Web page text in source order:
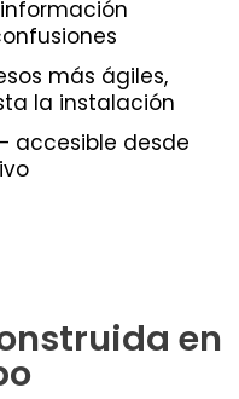
más ágiles,
la instalación
accesible desde
en